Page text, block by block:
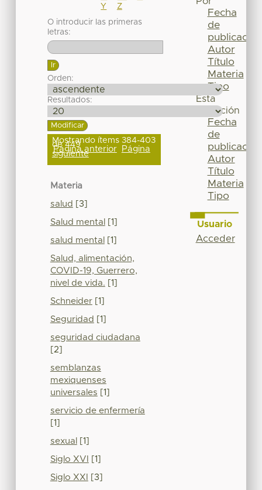
Y
Z
O introducir las primeras
letras:
Orden:
Resultados:
Mostrando ítems 384-403
de 449
Página anterior Página
siguiente
Materia
salud [3]
Salud mental [1]
salud mental [1]
Salud, alimentación,
COVID-19, Guerrero,
nivel de vida. [1]
Schneider[1]
Seguridad [1]
seguridad ciudadana
[2]
semblanzas
mexiquenses
universales [1]
servicio de enfermería
[1]
sexual [1]
Siglo XVI [1]
Siglo XXI [3]
Fecha
de
publicación
Autor
Título
Materia
Tipo
Esta
colección
Fecha
de
publicación
Autor
Título
Materia
Tipo
Usuario
Acceder